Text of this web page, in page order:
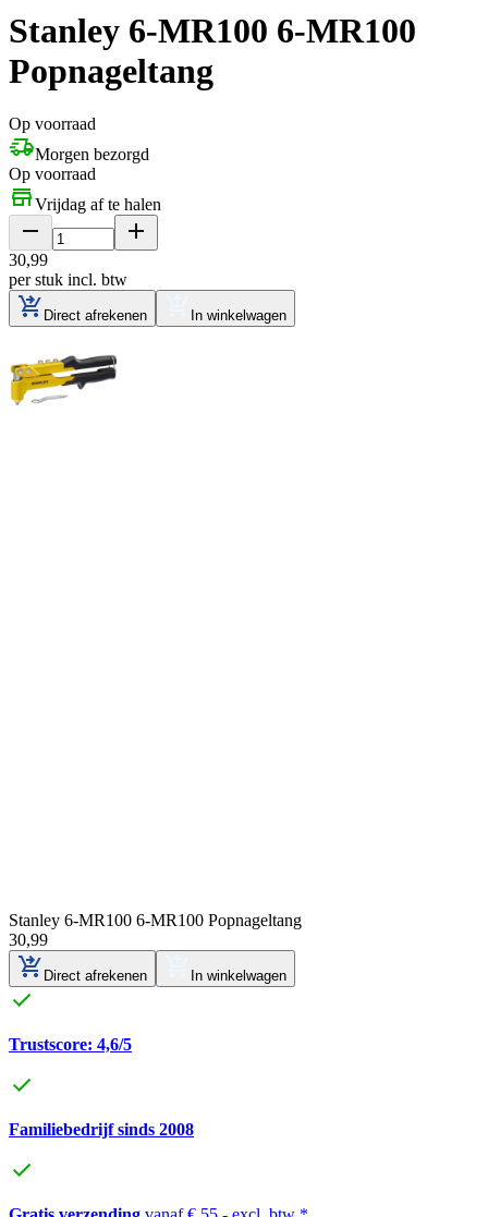
Stanley 6-MR100 6-MR100
Popnageltang
Op voorraad
Morgen bezorgd
Op voorraad
Vrijdag af te halen
30,99
per stuk incl. btw
Direct afrekenen In winkelwagen
Stanley 6-MR100 6-MR100 Popnageltang
30,99
Direct afrekenen In winkelwagen
Trustscore: 4,6/5
Familiebedrijf sinds 2008